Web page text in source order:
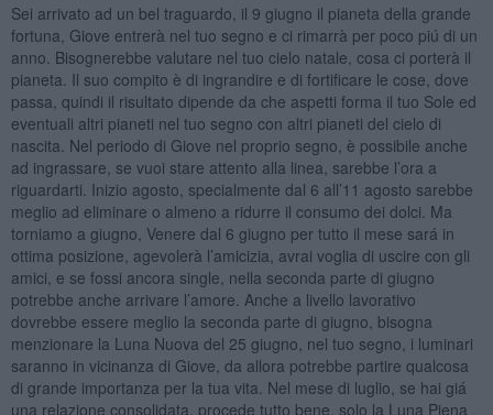
Sei arrivato ad un bel traguardo, il 9 giugno il pianeta della grande
fortuna, Giove entrerà nel tuo segno e ci rimarrà per poco piú di un
anno. Bisognerebbe valutare nel tuo cielo natale, cosa ci porterà il
pianeta. Il suo compito è di ingrandire e di fortificare le cose, dove
passa, quindi il risultato dipende da che aspetti forma il tuo Sole ed
eventuali altri pianeti nel tuo segno con altri pianeti del cielo di
nascita. Nel periodo di Giove nel proprio segno, è possibile anche
ad ingrassare, se vuoi stare attento alla linea, sarebbe l’ora a
riguardarti. Inizio agosto, specialmente dal 6 all’11 agosto sarebbe
meglio ad eliminare o almeno a ridurre il consumo dei dolci. Ma
torniamo a giugno, Venere dal 6 giugno per tutto il mese sará in
ottima posizione, agevolerà l’amicizia, avrai voglia di uscire con gli
amici, e se fossi ancora single, nella seconda parte di giugno
potrebbe anche arrivare l’amore. Anche a livello lavorativo
dovrebbe essere meglio la seconda parte di giugno, bisogna
menzionare la Luna Nuova del 25 giugno, nel tuo segno, i luminari
saranno in vicinanza di Giove, da allora potrebbe partire qualcosa
di grande importanza per la tua vita. Nel mese di luglio, se hai giá
una relazione consolidata, procede tutto bene, solo la Luna Piena